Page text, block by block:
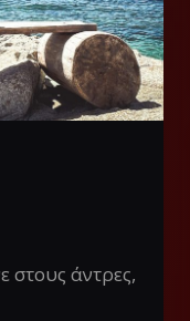
στους άντρες,